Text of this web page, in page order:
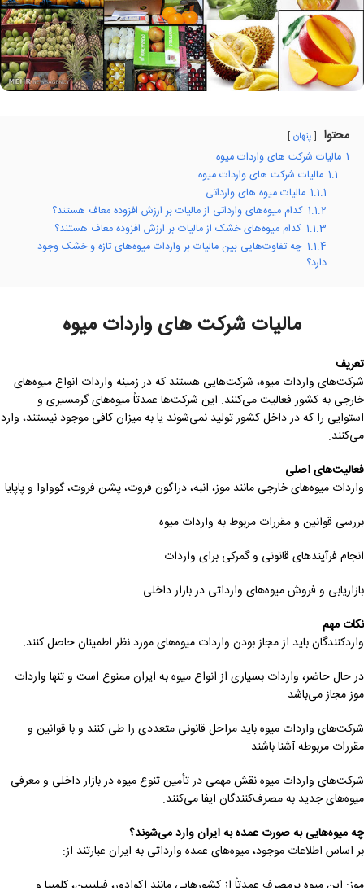
محتوا پنهان
1 مالیات شرکت های واردات میوه
1.1 مالیات شرکت های واردات میوه
1.1.1 مالیات میوه های وارداتی
1.1.2 کدام میوه‌های وارداتی از مالیات بر ارزش افزوده معاف هستند؟
1.1.3 کدام میوه‌های خشک از مالیات بر ارزش افزوده معاف هستند؟
1.1.4 چه تفاوت‌هایی بین مالیات بر واردات میوه‌های تازه و خشک وجود
دارد؟
مالیات شرکت های واردات میوه
تعریف
شرکت‌های واردات میوه، شرکت‌هایی هستند که در زمینه واردات انواع میوه‌های
خارجی به کشور فعالیت می‌کنند. این شرکت‌ها عمدتاً میوه‌های گرمسیری و
استوایی را که در داخل کشور تولید نمی‌شوند یا به میزان کافی موجود نیستند، وارد
می‌کنند.
فعالیت‌های اصلی
واردات میوه‌های خارجی مانند موز، انبه، دراگون فروت، پشن فروت، گوواوا و پاپایا
بررسی قوانین و مقررات مربوط به واردات میوه
انجام فرآیندهای قانونی و گمرکی برای واردات
بازاریابی و فروش میوه‌های وارداتی در بازار داخلی
نکات مهم
واردکنندگان باید از مجاز بودن واردات میوه‌های مورد نظر اطمینان حاصل کنند.
در حال حاضر، واردات بسیاری از انواع میوه به ایران ممنوع است و تنها واردات
موز مجاز می‌باشد.
شرکت‌های واردات میوه باید مراحل قانونی متعددی را طی کنند و با قوانین و
مقررات مربوطه آشنا باشند.
شرکت‌های واردات میوه نقش مهمی در تأمین تنوع میوه در بازار داخلی و معرفی
میوه‌های جدید به مصرف‌کنندگان ایفا می‌کنند.
چه میوه‌هایی به صورت عمده به ایران وارد می‌شوند؟
بر اساس اطلاعات موجود، میوه‌های عمده وارداتی به ایران عبارتند از: